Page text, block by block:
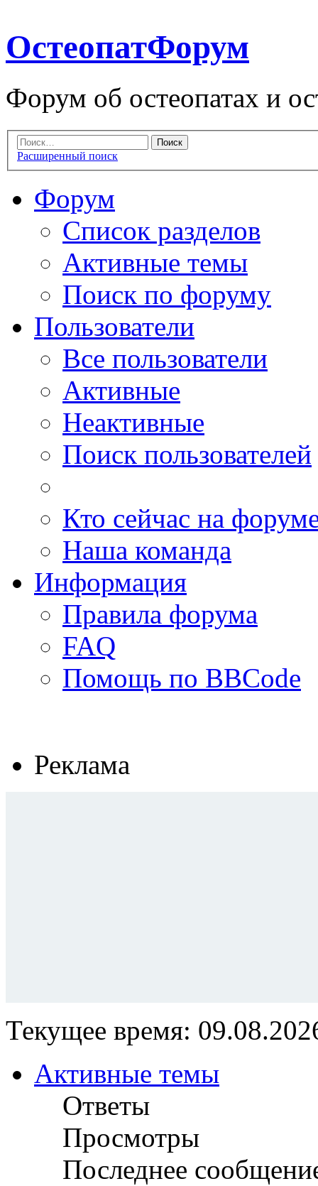
ОстеопатФорум
Форум об остеопатах и
Расширенный поиск
Форум
Список разделов
Активные темы
Поиск по форуму
Пользователи
Все пользователи
Активные
Неактивные
Поиск пользователей
Кто сейчас на
Наша команда
Информация
Правила форума
FAQ
Помощь по BBCode
Реклама
Текущее время:
Активные темы
Ответы
Просмотры
Последнее